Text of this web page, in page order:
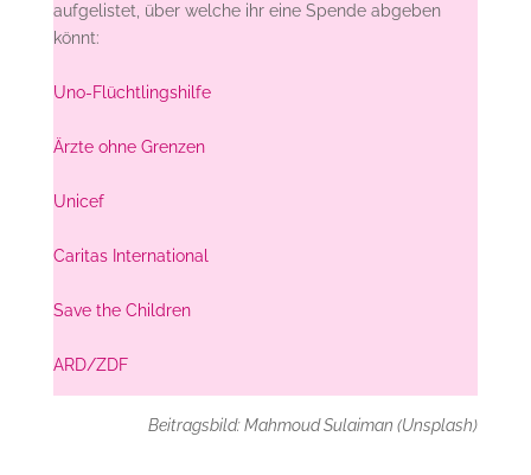
aufgelistet, über welche ihr eine Spende abgeben
könnt:
Uno-Flüchtlingshilfe
Ärzte ohne Grenzen
Unicef
Caritas International
Save the Children
ARD/ZDF
Beitragsbild: Mahmoud Sulaiman (Unsplash)